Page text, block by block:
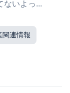
てないよっ...
関連情報